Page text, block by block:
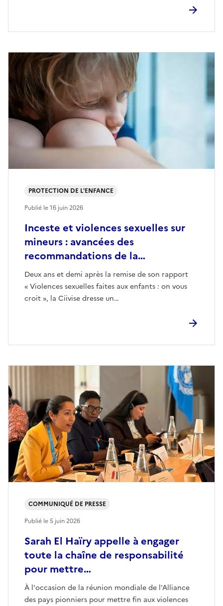
Inceste et violences sexuelles sur
mineurs : avancées des
recommandations de la…
Deux ans et demi après la remise de son rapport
« Violences sexuelles faites aux enfants : on vous
croit », la Ciivise dresse un…
PROTECTION DE L'ENFANCE
Publié le16 juin 2026
Sarah El Haïry appelle à engager
toute la chaîne de responsabilité
pour mettre…
À l'occasion de la réunion mondiale de l'Alliance
des pays pionniers pour mettre fin aux violences
COMMUNIQUÉ DE PRESSE
Publié le5 juin 2026